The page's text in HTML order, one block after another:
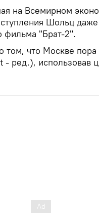
на Всемирном
Шольц
фильма "Брат-2".
что Москве пора
ред.), использовав